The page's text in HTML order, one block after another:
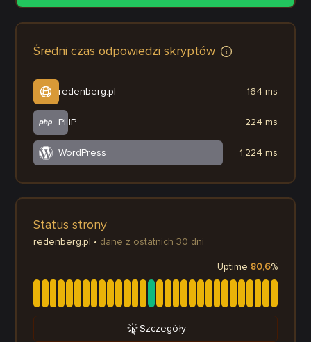
Średni czas odpowiedzi skryptów
redenberg.pl
PHP
WordPress
164 ms
224 ms
1,224 ms
Status strony
redenberg.pl • dane z ostatnich 30 dni
Uptime 80,6%
Szczegóły